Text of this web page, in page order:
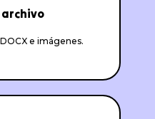
archivo
e imágenes.